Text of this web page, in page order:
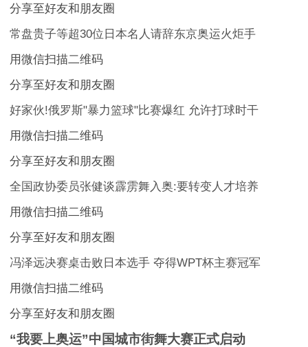
分享至好友和朋友圈
常盘贵子等超30位日本名人请辞东京奥运火炬手
用微信扫描二维码
分享至好友和朋友圈
好家伙!俄罗斯"暴力篮球"比赛爆红 允许打球时干
用微信扫描二维码
分享至好友和朋友圈
全国政协委员张健谈霹雳舞入奥:要转变人才培养
用微信扫描二维码
分享至好友和朋友圈
冯泽远决赛桌击败日本选手 夺得WPT杯主赛冠军
用微信扫描二维码
分享至好友和朋友圈
“我要上奥运”中国城市街舞大赛正式启动